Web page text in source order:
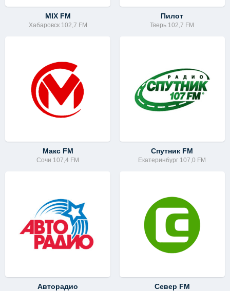
MIX FM
Хабаровск 102,7 FM
Пилот
Тверь 102,7 FM
Макс FM
Сочи 107,4 FM
Спутник FM
Екатеринбург 107,0 FM
Авторадио Север FM